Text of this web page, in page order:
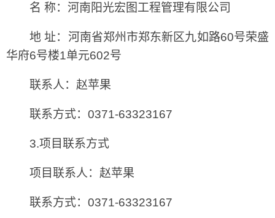
名 称：河南阳光宏图工程管理有限公司
地 址：河南省郑州市郑东新区九如路60号荣盛
华府6号楼1单元602号
联系人：赵苹果
联系方式：0371-63323167
3.项目联系方式
项目联系人：赵苹果
联系方式：0371-63323167